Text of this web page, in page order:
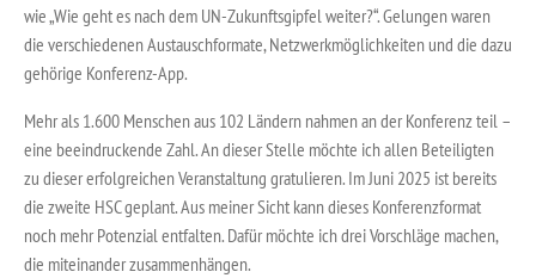
wie „Wie geht es nach dem UN-Zukunftsgipfel weiter?“. Gelungen waren
die verschiedenen Austauschformate, Netzwerkmöglichkeiten und die dazu
gehörige Konferenz-App.
Mehr als 1.600 Menschen aus 102 Ländern nahmen an der Konferenz teil –
eine beeindruckende Zahl. An dieser Stelle möchte ich allen Beteiligten
zu dieser erfolgreichen Veranstaltung gratulieren. Im Juni 2025 ist bereits
die zweite HSC geplant. Aus meiner Sicht kann dieses Konferenzformat
noch mehr Potenzial entfalten. Dafür möchte ich drei Vorschläge machen,
die miteinander zusammenhängen.